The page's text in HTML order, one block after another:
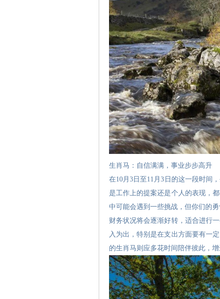
生肖马：自信满满，事业步步高升
在10月3日至11月3日的这一段时间
是工作上的提案还是个人的表现，
中可能会遇到一些挑战，但你们的
财务状况将会逐渐好转，适合进行
入为出，特别是在支出方面要有一
的生肖马则应多花时间陪伴彼此，